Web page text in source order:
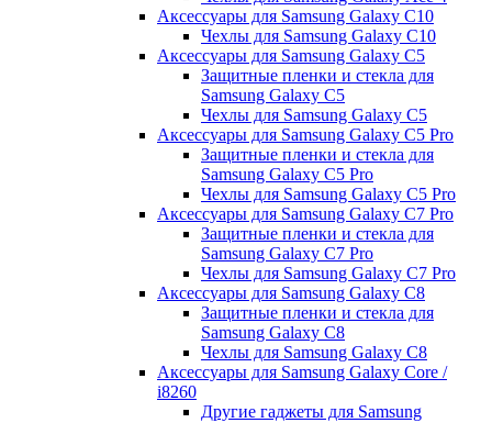
Аксессуары для Samsung Galaxy C10
Чехлы для Samsung Galaxy C10
Аксессуары для Samsung Galaxy C5
Защитные пленки и стекла для
Samsung Galaxy C5
Чехлы для Samsung Galaxy C5
Аксессуары для Samsung Galaxy C5 Pro
Защитные пленки и стекла для
Samsung Galaxy C5 Pro
Чехлы для Samsung Galaxy C5 Pro
Аксессуары для Samsung Galaxy C7 Pro
Защитные пленки и стекла для
Samsung Galaxy C7 Pro
Чехлы для Samsung Galaxy C7 Pro
Аксессуары для Samsung Galaxy C8
Защитные пленки и стекла для
Samsung Galaxy C8
Чехлы для Samsung Galaxy C8
Аксессуары для Samsung Galaxy Core /
i8260
Другие гаджеты для Samsung